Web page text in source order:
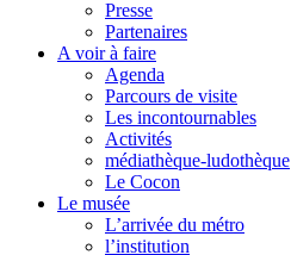
Presse
Partenaires
A voir à faire
Agenda
Parcours de visite
Les incontournables
Activités
médiathèque-ludothèque
Le Cocon
Le musée
L’arrivée du métro
l’institution